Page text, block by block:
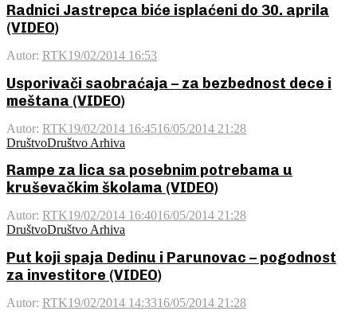
Radnici Jastrepca biće isplaćeni do 30. aprila
(VIDEO)
Autor: RTK19/02/2014 16:53
Usporivači saobraćaja – za bezbednost dece i
meštana (VIDEO)
Autor: RTK19/02/2014 16:4516/05/2014 21:28
DruštvoDruštvo Arhiva
Rampe za lica sa posebnim potrebama u
kruševačkim školama (VIDEO)
Autor: RTK19/02/2014 16:4016/05/2014 21:28
DruštvoDruštvo Arhiva
Put koji spaja Dedinu i Parunovac – pogodnost
za investitore (VIDEO)
Autor: RTK19/02/2014 14:3316/05/2014 21:28